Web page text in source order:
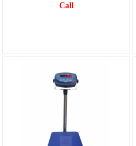
Call